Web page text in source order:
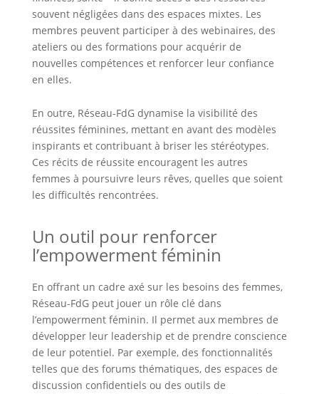
souvent négligées dans des espaces mixtes. Les
membres peuvent participer à des webinaires, des
ateliers ou des formations pour acquérir de
nouvelles compétences et renforcer leur confiance
en elles.
En outre, Réseau-FdG dynamise la visibilité des
réussites féminines, mettant en avant des modèles
inspirants et contribuant à briser les stéréotypes.
Ces récits de réussite encouragent les autres
femmes à poursuivre leurs rêves, quelles que soient
les difficultés rencontrées.
Un outil pour renforcer
l’empowerment féminin
En offrant un cadre axé sur les besoins des femmes,
Réseau-FdG peut jouer un rôle clé dans
l’empowerment féminin. Il permet aux membres de
développer leur leadership et de prendre conscience
de leur potentiel. Par exemple, des fonctionnalités
telles que des forums thématiques, des espaces de
discussion confidentiels ou des outils de